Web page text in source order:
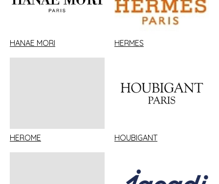
HANAE MORI HERMES
HEROME HOUBIGANT